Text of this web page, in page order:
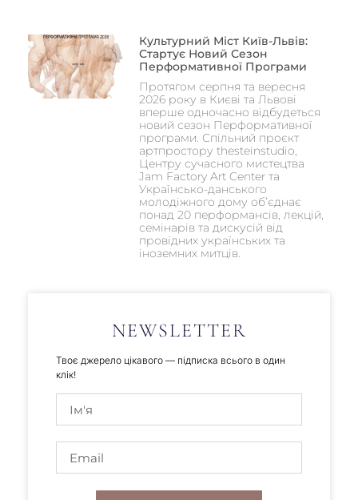
Культурний Міст Київ-Львів:
Стартує Новий Сезон
Перформативної Програми
Протягом серпня та вересня
2026 року в Києві та Львові
вперше одночасно відбудеться
новий сезон Перформативної
програми. Спільний проєкт
артпростору thesteinstudio,
Центру сучасного мистецтва
Jam Factory Art Center та
Українсько-данського
молодіжного дому об’єднає
понад 20 перформансів, лекцій,
семінарів та дискусій від
провідних українських та
іноземних митців.
NEWSLETTER
Твоє джерело цікавого — підписка всього в один
клік!